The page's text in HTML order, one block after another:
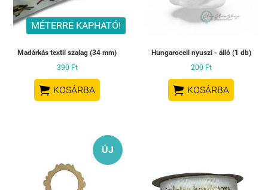
MÉTERRE KAPHATÓ!
Madárkás textil szalag (34 mm)
390 Ft
 KOSÁRBA
Hungarocell nyuszi - álló (1 db)
200 Ft
 KOSÁRBA
ÚJ